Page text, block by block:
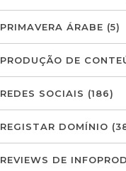
PRIMAVERA ÁRABE (5)
PRODUÇÃO DE
REDES SOCIAIS (186)
REGISTAR DOMÍNIO
REVIEWS DE